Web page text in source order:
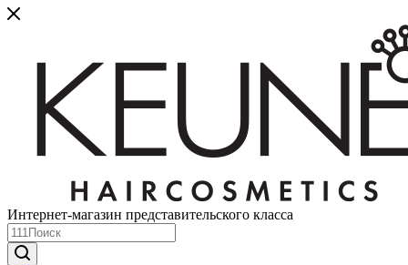
Интернет-магазин представительского класса